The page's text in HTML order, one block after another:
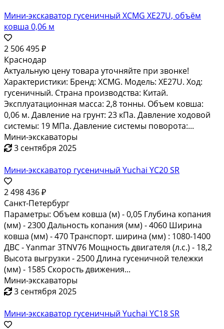
Мини-экскаватор гусеничный XCMG XE27U, объём
ковша 0,06 м
2 506 495 ₽
Краснодар
Актуальную цену товара уточняйте при звонке!
Характеристики: Бренд: XCMG. Модель: XE27U. Ход:
гусеничный. Страна производства: Китай.
Эксплуатационная масса: 2,8 тонны. Объем ковша:
0,06 м. Давление на грунт: 23 кПа. Давление ходовой
системы: 19 МПа. Давление системы поворота:...
Мини-экскаваторы
3 сентября 2025
Мини-экскаватор гусеничный Yuchai YC20 SR
2 498 436 ₽
Санкт-Петербург
Параметры: Объем ковша (м) - 0,05 Глубина копания
(мм) - 2300 Дальность копания (мм) - 4060 Ширина
ковша (мм) - 470 Транспорт. ширина (мм) : 1080-1400
ДВС - Yanmar 3TNV76 Мощность двигателя (л.с.) - 18,2
Высота выгрузки - 2500 Длина гусеничной тележки
(мм) - 1585 Скорость движения...
Мини-экскаваторы
3 сентября 2025
Мини-экскаватор гусеничный Yuchai YC18 SR